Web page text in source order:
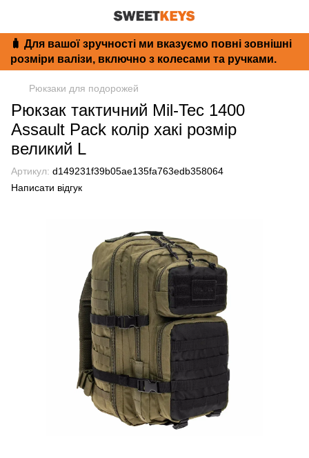
🧳 Для вашої зручності ми вказуємо повні зовнішні
розміри валізи, включно з колесами та ручками.
Рюкзаки для подорожей
Рюкзак тактичний Mil-Tec 1400
Assault Pack колір хакі розмір
великий L
Артикул: d149231f39b05ae135fa763edb358064
Написати відгук